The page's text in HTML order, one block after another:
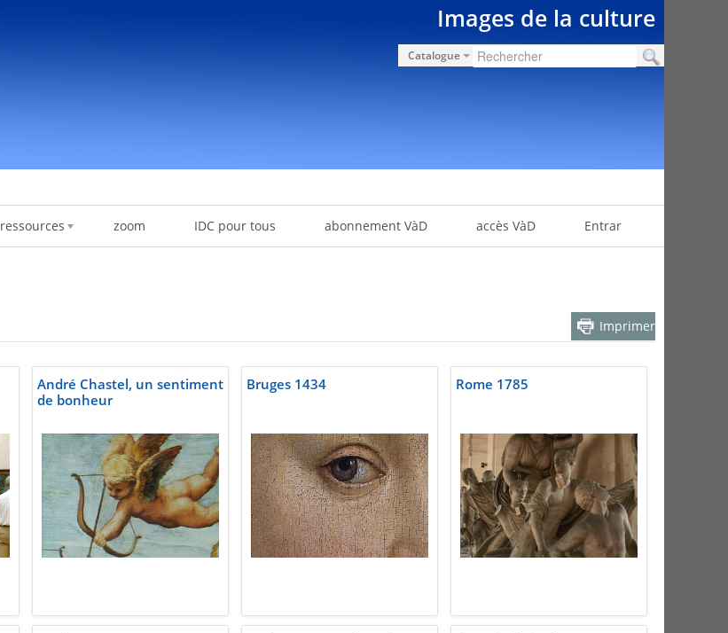
Images de la culture
Catalogue
ressources zoom IDC pour tous abonnement VàD accès VàD Entrar
Imprimer
André Chastel, un sentiment
de bonheur
Bruges 1434 Rome 1785